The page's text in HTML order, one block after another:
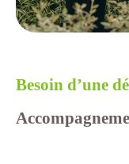
Besoin d’une